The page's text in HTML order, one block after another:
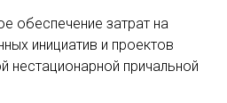
обеспечение затрат на
инициатив и проектов
нестационарной причальной